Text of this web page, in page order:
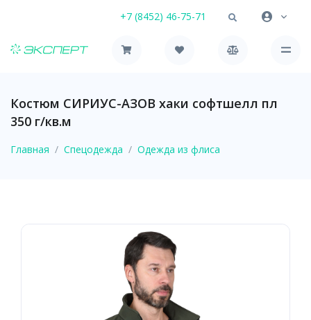
+7 (8452) 46-75-71
Костюм СИРИУС-АЗОВ хаки софтшелл пл
350 г/кв.м
Главная Спецодежда Одежда из флиса